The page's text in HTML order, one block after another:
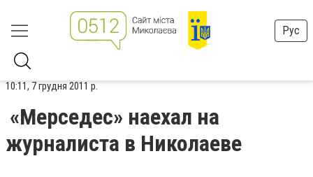
Рус
10:11, 7 грудня 2011 р.
«Мерседес» наехал на
журналиста в Николаеве